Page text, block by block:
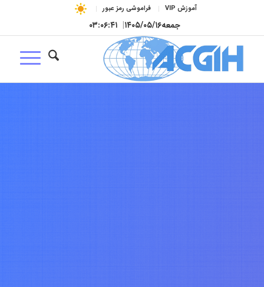
آموزش VIP فراموشی رمز عبور
جمعه۱۴۰۵/۰۵/۱۶| ۰۳:۰۶:۴۲